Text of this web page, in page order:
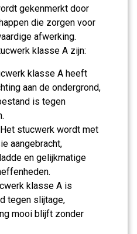
gekenmerkt door
die zorgen voor
afwerking.
klasse A zijn:
klasse A heeft
aan de ondergrond,
is tegen
Het stucwerk wordt met
aangebracht,
en gelijkmatige
klasse A is
tegen slijtage,
mooi blijft zonder